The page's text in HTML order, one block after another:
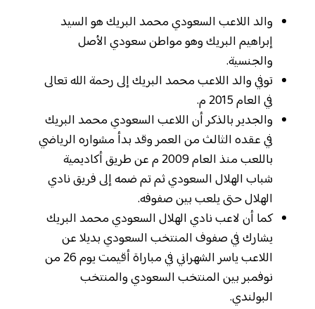
والد اللاعب السعودي محمد البريك هو السيد
إبراهيم البريك وهو مواطن سعودي الأصل
والجنسية.
توفي والد اللاعب محمد البريك إلى رحمة الله تعالى
في العام 2015 م.
والجدير بالذكر أن اللاعب السعودي محمد البريك
في عقده الثالث من العمر وقد بدأ مشواره الرياضي
باللعب منذ العام 2009 م عن طريق أكاديمية
شباب الهلال السعودي ثم تم ضمه إلى فريق نادي
الهلال حتى يلعب بين صفوفه.
كما أن لاعب نادي الهلال السعودي محمد البريك
يشارك في صفوف المنتخب السعودي بديلا عن
اللاعب ياسر الشهراني في مباراة أقيمت يوم 26 من
نوفمبر بين المنتخب السعودي والمنتخب
البولندي.